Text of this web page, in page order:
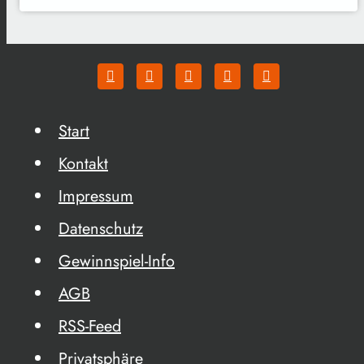
Start
Kontakt
Impressum
Datenschutz
Gewinnspiel-Info
AGB
RSS-Feed
Privatsphäre